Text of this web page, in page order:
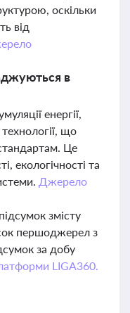
оскільки
від
в
енергії,
що
Це
екологічності та
Джерело
змісту
першоджерел з
за добу
LIGA360.